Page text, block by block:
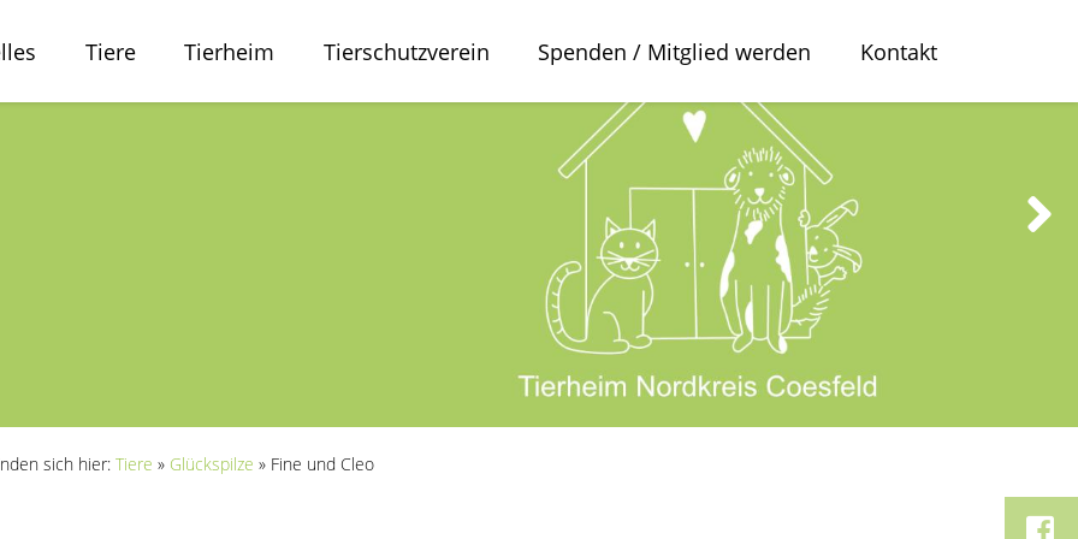
Tiere Tierheim Tierschutzverein Spenden / Mitglied werden Kontakt
sich hier: Tiere » Glückspilze » Fine und Cleo